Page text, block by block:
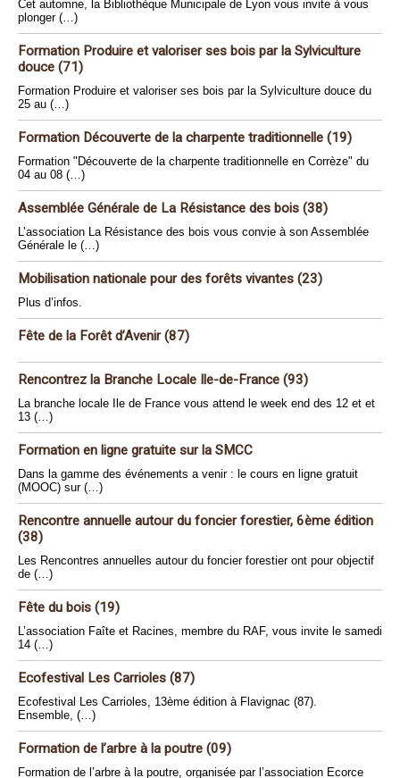
Cet automne, la Bibliothèque Municipale de Lyon vous invite à vous
plonger (…)
Formation Produire et valoriser ses bois par la Sylviculture
douce (71)
Formation Produire et valoriser ses bois par la Sylviculture douce du
25 au (…)
Formation Découverte de la charpente traditionnelle (19)
Formation "Découverte de la charpente traditionnelle en Corrèze" du
04 au 08 (…)
Assemblée Générale de La Résistance des bois (38)
L’association La Résistance des bois vous convie à son Assemblée
Générale le (…)
Mobilisation nationale pour des forêts vivantes (23)
Plus d’infos.
Fête de la Forêt d’Avenir (87)
Rencontrez la Branche Locale Ile-de-France (93)
La branche locale Ile de France vous attend le week end des 12 et et
13 (…)
Formation en ligne gratuite sur la SMCC
Dans la gamme des événements a venir : le cours en ligne gratuit
(MOOC) sur (…)
Rencontre annuelle autour du foncier forestier, 6ème édition
(38)
Les Rencontres annuelles autour du foncier forestier ont pour objectif
de (…)
Fête du bois (19)
L’association Faîte et Racines, membre du RAF, vous invite le samedi
14 (…)
Ecofestival Les Carrioles (87)
Ecofestival Les Carrioles, 13ème édition à Flavignac (87).
Ensemble, (…)
Formation de l’arbre à la poutre (09)
Formation de l’arbre à la poutre, organisée par l’association Ecorce